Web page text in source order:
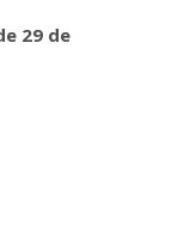
29 de